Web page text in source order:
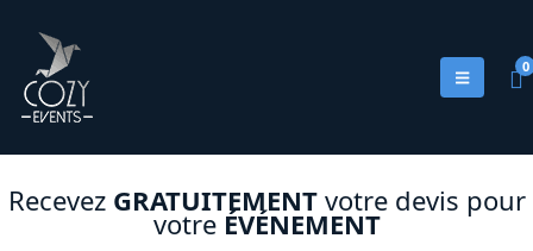
0
Recevez GRATUITEMENTvotre devis pour
votre ÉVÉNEMENT